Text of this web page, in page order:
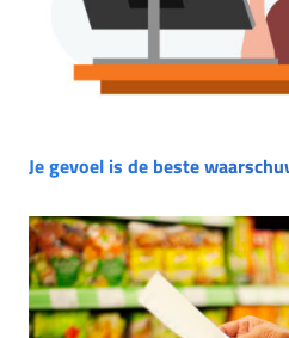
Je gevoel is de beste